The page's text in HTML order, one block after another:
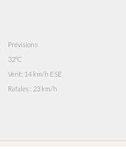
Prévisions
32°C
Vent: 14 km/h ESE
Rafales : 23 km/h